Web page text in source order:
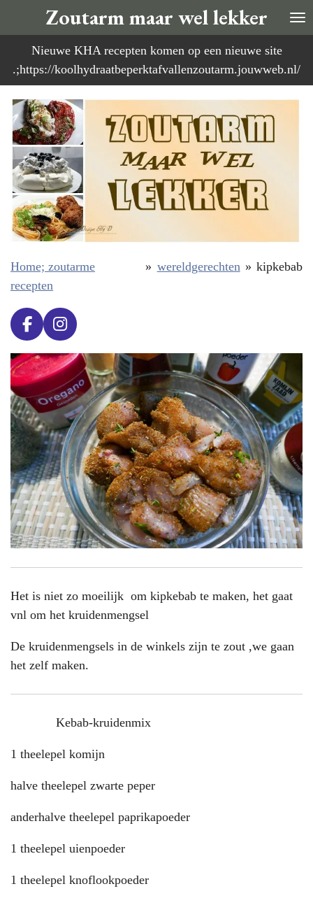
direct
naar
de
Zoutarm maar wel lekker
Nieuwe KHA recepten komen op een nieuwe site
.;https://koolhydraatbeperktafvallenzoutarm.jouwweb.nl/
Home; zoutarme
recepten
» wereldgerechten » kipkebab
F
a
c
e
b
o
o
k
I
n
s
t
a
g
a
m
Het is niet zo moeilijk om kipkebab te maken, het gaat
vnl om het kruidenmengsel
De kruidenmengsels in de winkels zijn te zout ,we gaan
het zelf maken.
Kebab-kruidenmix
1 theelepel komijn
halve theelepel zwarte peper
anderhalve theelepel paprikapoeder
1 theelepel uienpoeder
1 theelepel knoflookpoeder